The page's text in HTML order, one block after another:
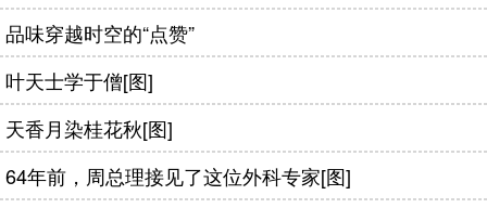
品味穿越时空的“点赞”
叶天士学于僧[图]
天香月染桂花秋[图]
64年前，周总理接见了这位外科专家[图]